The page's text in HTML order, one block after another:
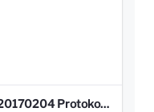
20170204 Protokoll Workshop 2 Promenade Schloßstraße .pdf